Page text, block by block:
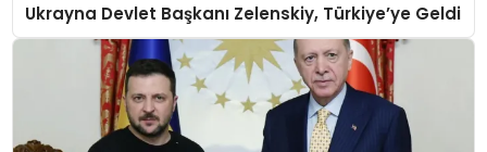
Ukrayna Devlet Başkanı Zelenskiy, Türkiye’ye Geldi